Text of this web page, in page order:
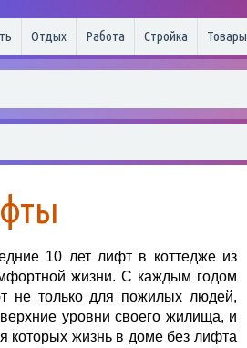
Отдых Работа Стройка Товары
10 лет лифт в коттедже из
жизни. С каждым годом
не только для пожилых людей,
уровни своего жилища, и
которых жизнь в доме без лифта